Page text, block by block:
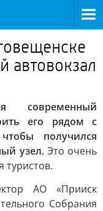
автовокзал
современный
его рядом с
получился
узел.Это очень
туристов.
АО «Прииск
Собрания